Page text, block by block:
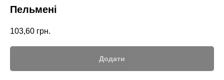
Пельмені
103,60 грн.
Додати